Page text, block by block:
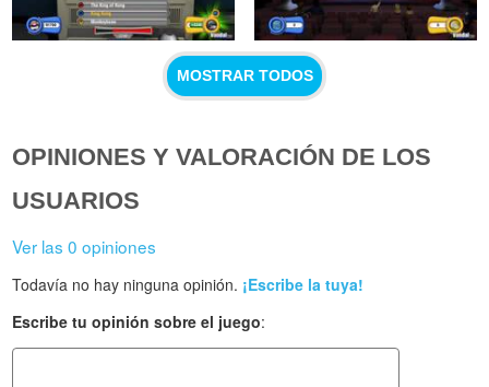
MOSTRAR TODOS
OPINIONES Y VALORACIÓN DE LOS
USUARIOS
Ver las 0 opiniones
Todavía no hay ninguna opinión. ¡Escribe la tuya!
Escribe tu opinión sobre el juego: